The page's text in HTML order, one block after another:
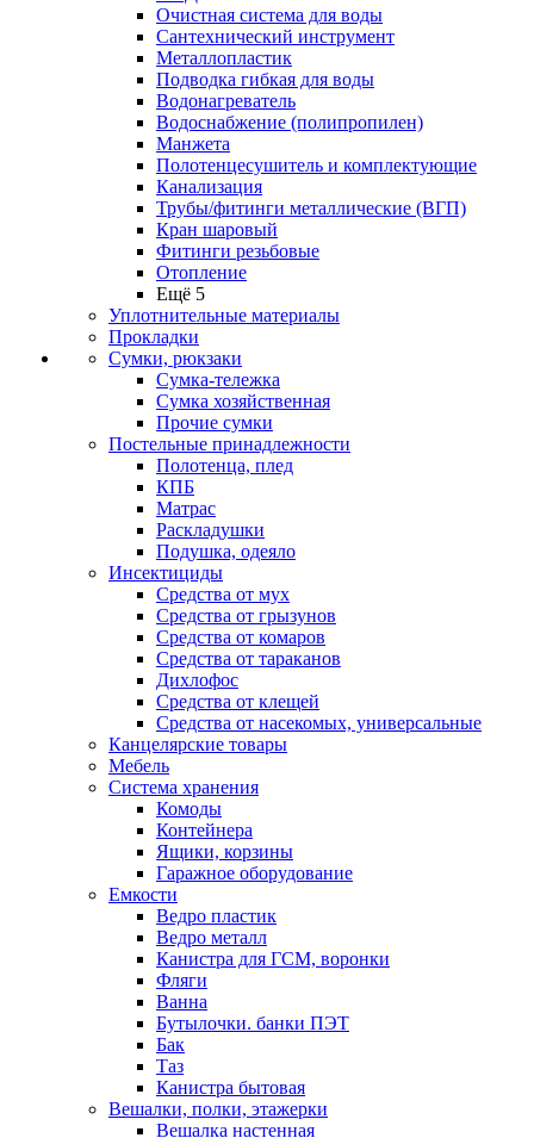
Очистная система для воды
Сантехнический инструмент
Металлопластик
Подводка гибкая для воды
Водонагреватель
Водоснабжение (полипропилен)
Манжета
Полотенцесушитель и комплектующие
Канализация
Трубы/фитинги металлические (ВГП)
Кран шаровый
Фитинги резьбовые
Отопление
Ещё 5
Уплотнительные материалы
Прокладки
Сумки, рюкзаки
Сумка-тележка
Сумка хозяйственная
Прочие сумки
Постельные принадлежности
Полотенца, плед
КПБ
Матрас
Раскладушки
Подушка, одеяло
Инсектициды
Средства от мух
Средства от грызунов
Средства от комаров
Средства от тараканов
Дихлофос
Средства от клещей
Средства от насекомых, универсальные
Канцелярские товары
Мебель
Система хранения
Комоды
Контейнера
Ящики, корзины
Гаражное оборудование
Емкости
Ведро пластик
Ведро металл
Канистра для ГСМ, воронки
Фляги
Ванна
Бутылочки. банки ПЭТ
Бак
Таз
Канистра бытовая
Вешалки, полки, этажерки
Вешалка настенная